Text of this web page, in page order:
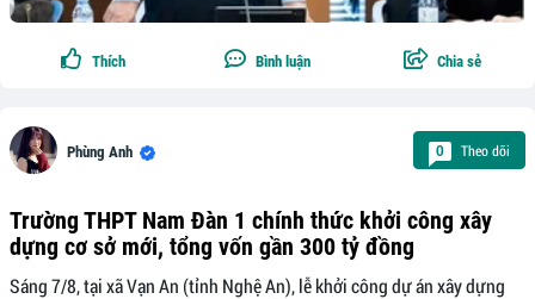
Thích Bình luận Chia sẻ
Phùng Anh 0 Theo dõi
Trường THPT Nam Đàn 1 chính thức khởi công xây
dựng cơ sở mới, tổng vốn gần 300 tỷ đồng
Sáng 7/8, tại xã Vạn An (tỉnh Nghệ An), lễ khởi công dự án xây dựng